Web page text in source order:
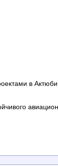
в